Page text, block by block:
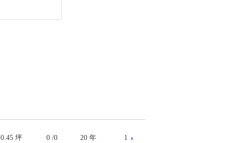
0.45 坪 0 /0 20 年 1